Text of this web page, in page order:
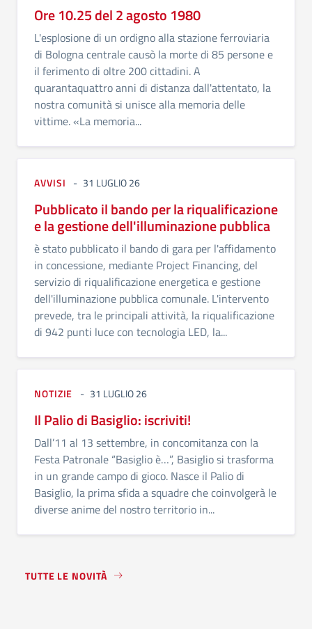
Ore 10.25 del 2 agosto 1980
L'esplosione di un ordigno alla stazione ferroviaria
di Bologna centrale causò la morte di 85 persone e
il ferimento di oltre 200 cittadini. A
quarantaquattro anni di distanza dall'attentato, la
nostra comunità si unisce alla memoria delle
vittime. «La memoria...
AVVISI 31 LUGLIO 26
Pubblicato il bando per la riqualificazione
e la gestione dell'illuminazione pubblica
è stato pubblicato il bando di gara per l'affidamento
in concessione, mediante Project Financing, del
servizio di riqualificazione energetica e gestione
dell'illuminazione pubblica comunale. L'intervento
prevede, tra le principali attività, la riqualificazione
di 942 punti luce con tecnologia LED, la...
NOTIZIE 31 LUGLIO 26
Il Palio di Basiglio: iscriviti!
Dall’11 al 13 settembre, in concomitanza con la
Festa Patronale “Basiglio è…”, Basiglio si trasforma
in un grande campo di gioco. Nasce il Palio di
Basiglio, la prima sfida a squadre che coinvolgerà le
diverse anime del nostro territorio in...
TUTTE LE NOVITÀ